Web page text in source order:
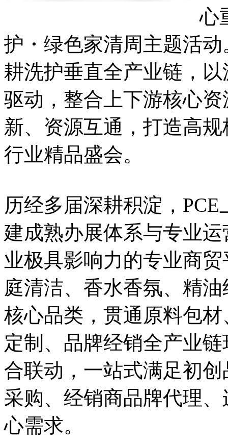
心
护・绿色家清周主题活
耕洗护垂直全产业链，
驱动，整合上下游核心
新、资源互通，打造高
行业精品盛会。
历经多届深耕积淀，
建成熟办展体系与专业
业极具影响力的专业商
庭清洁、香水香氛、精
核心品类，贯通原料包
定制、品牌经销全产业
合联动，一站式满足初
采购、经销商品牌代理
心需求。